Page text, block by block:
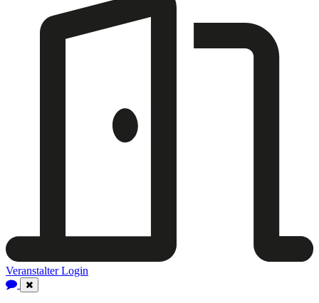
Veranstalter Login
Close
Navigation